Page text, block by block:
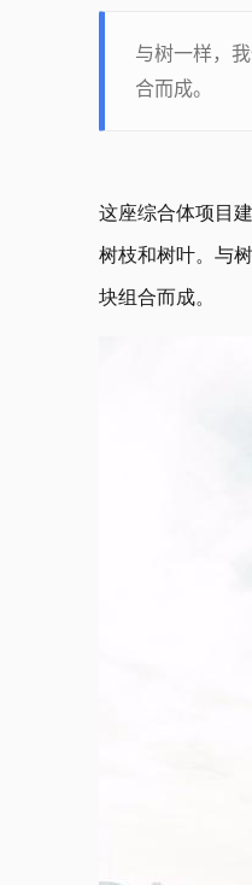
与树一样，
合而成。
这座综合体项目
树枝和树叶。与
块组合而成。